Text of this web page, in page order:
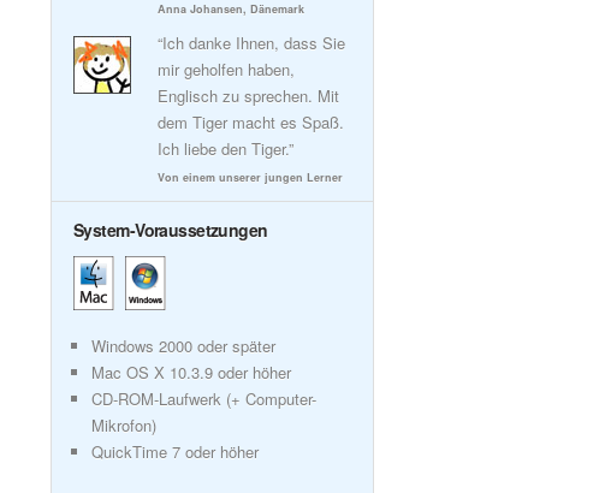
Anna Johansen, Dänemark
“Ich danke Ihnen, dass Sie
mir geholfen haben,
Englisch zu sprechen. Mit
dem Tiger macht es Spaß.
Ich liebe den Tiger.”
Von einem unserer jungen Lerner
System-Voraussetzungen
Windows 2000 oder später
Mac OS X 10.3.9 oder höher
CD-ROM-Laufwerk (+ Computer-
Mikrofon)
QuickTime 7 oder höher